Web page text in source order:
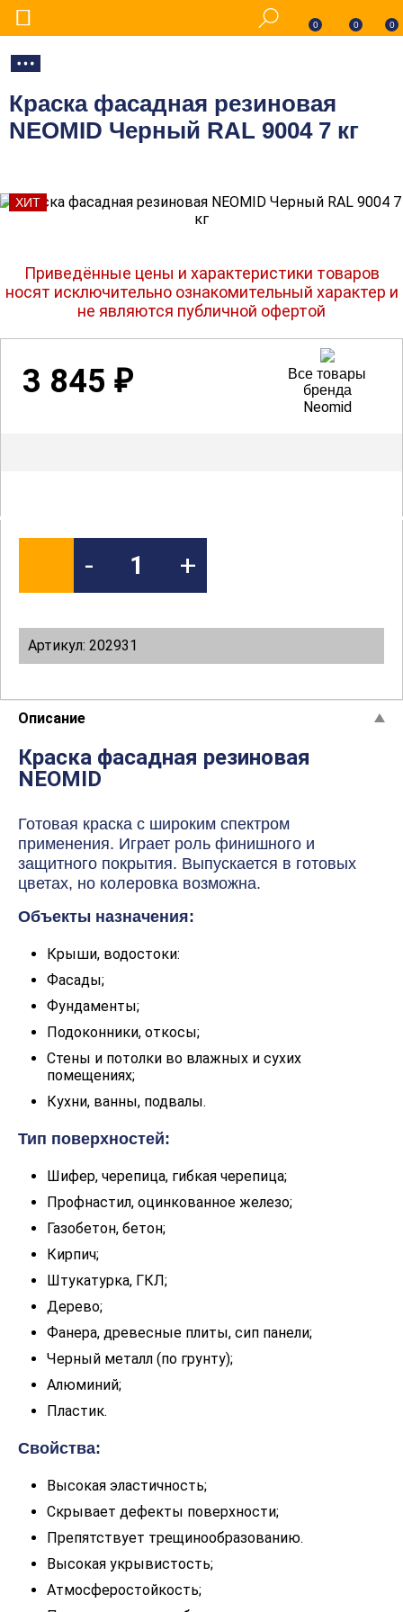
0 0 0
Краска фасадная резиновая
NEOMID Черный RAL 9004 7 кг
ХИТ
Приведённые цены и характеристики товаров
носят исключительно ознакомительный характер и
не являются публичной офертой
3 845₽
Все товары
бренда
Neomid
- +
Артикул: 202931
Описание
Краска фасадная резиновая
NEOMID
Готовая краска с широким спектром
применения. Играет роль финишного и
защитного покрытия. Выпускается в готовых
цветах, но колеровка возможна.
Объекты назначения:
Крыши, водостоки:
Фасады;
Фундаменты;
Подоконники, откосы;
Стены и потолки во влажных и сухих
помещениях;
Кухни, ванны, подвалы.
Тип поверхностей:
Шифер, черепица, гибкая черепица;
Профнастил, оцинкованное железо;
Газобетон, бетон;
Кирпич;
Штукатурка, ГКЛ;
Дерево;
Фанера, древесные плиты, сип панели;
Черный металл (по грунту);
Алюминий;
Пластик.
Свойства:
Высокая эластичность;
Скрывает дефекты поверхности;
Препятствует трещинообразованию.
Высокая укрывистость;
Атмосферостойкость;